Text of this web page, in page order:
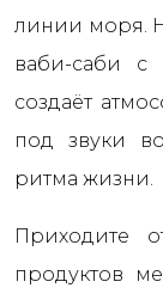
линии моря.
ваби-саби с
создаёт
под звуки
ритма жизни.
Приходите
продуктов